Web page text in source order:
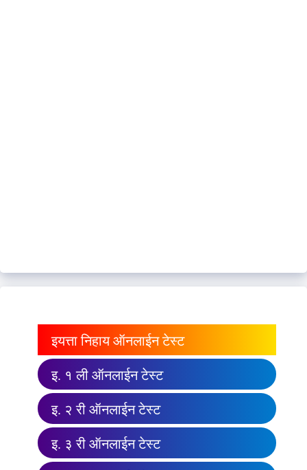
इयत्ता निहाय ऑनलाईन टेस्ट
इ. १ ली ऑनलाईन टेस्ट
इ. २ री ऑनलाईन टेस्ट
इ. ३ री ऑनलाईन टेस्ट